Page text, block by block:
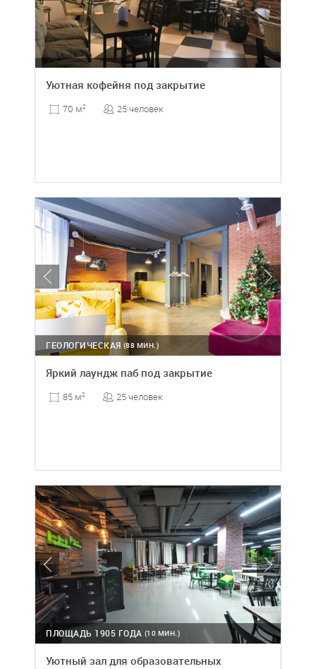
Уютная кофейня под закрытие
70 м2 25 человек
(88 МИН.)
ГЕОЛОГИЧЕСКАЯ
Яркий лаундж паб под закрытие
85 м2 25 человек
(10 МИН.)
ПЛОЩАДЬ 1905 ГОДА
Уютный зал для образовательных